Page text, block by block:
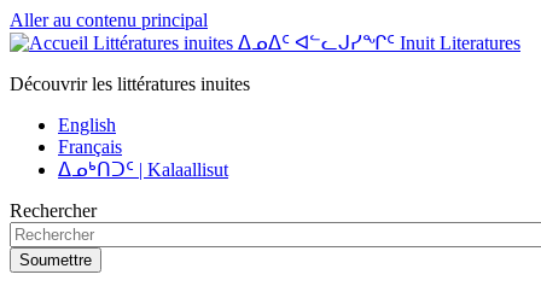
Aller au contenu principal
Littératures inuites ᐃᓄᐃᑦ ᐊᓪᓚᒍᓯᖏᑦ Inuit Literatures
Découvrir les littératures inuites
English
Français
ᐃᓄᒃᑎᑐᑦ | Kalaallisut
Rechercher
Soumettre